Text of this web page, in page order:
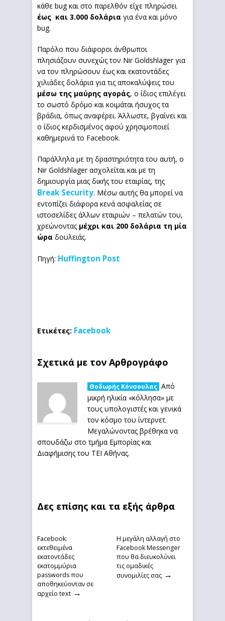
κάθε bug και στο παρελθόν είχε πληρώσει
έως και 3.000 δολάρια για ένα και μόνο
bug.
Παρόλο που διάφοροι άνθρωποι
πλησιάζουν συνεχώς τον Nir Goldshlager για
να τον πληρώσουν έως και εκατοντάδες
χιλιάδες δολάρια για τις αποκαλύψεις του
μέσω της μαύρης αγοράς, ο ίδιος επιλέγει
το σωστό δρόμο και κοιμάται ήσυχος τα
βράδια, όπως αναφέρει. Άλλωστε, βγαίνει και
ο ίδιος κερδισμένος αφού χρησιμοποιεί
καθημερινά το Facebook.
Παράλληλα με τη δραστηριότητα του αυτή, ο
Nir Goldshlager ασχολείται και με τη
δημιουργία μιας δικής του εταιρίας, της
Break Security. Μέσω αυτής θα μπορεί να
εντοπίζει διάφορα κενά ασφαλείας σε
ιστοσελίδες άλλων εταιριών – πελατών του,
χρεώνοντας μέχρι και 200 δολάρια τη μία
ώρα δουλειάς.
Πηγή: Huffington Post
Ετικέτες: Facebook
Σχετικά με τον Αρθρογράφο
Θοδωρής Κόνσουλας Από
μικρή ηλικία «κόλλησα» με
τους υπολογιστές και γενικά
τον κόσμο του ίντερνετ.
Μεγαλώνοντας βρέθηκα να
σπουδάζω στο τμήμα Εμπορίας και
Διαφήμισης του ΤΕΙ Αθήνας.
Δες επίσης και τα εξής άρθρα
Facebook:
εκτεθειμένα
εκατοντάδες
εκατομμύρια
passwords που
αποθηκεύονταν σε
αρχείο text →
Η μεγάλη αλλαγή στο
Facebook Messenger
που θα διευκολύνει
τις ομαδικές
συνομιλίες σας →